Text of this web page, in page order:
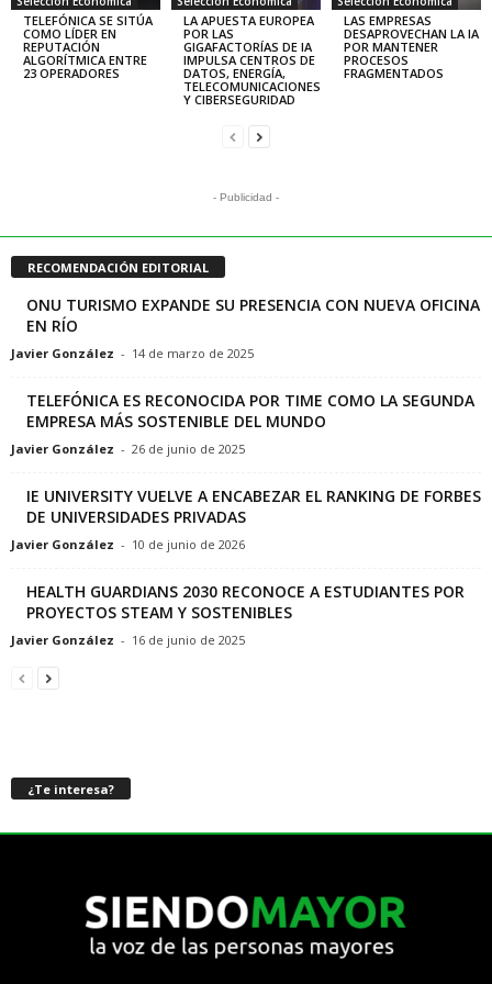
TELEFÓNICA SE SITÚA
COMO LÍDER EN
REPUTACIÓN
ALGORÍTMICA ENTRE
23 OPERADORES
LA APUESTA EUROPEA
POR LAS
GIGAFACTORÍAS DE IA
IMPULSA CENTROS DE
DATOS, ENERGÍA,
TELECOMUNICACIONES
Y CIBERSEGURIDAD
LAS EMPRESAS
DESAPROVECHAN LA IA
POR MANTENER
PROCESOS
FRAGMENTADOS
- Publicidad -
RECOMENDACIÓN EDITORIAL
ONU TURISMO EXPANDE SU PRESENCIA CON NUEVA OFICINA
EN RÍO
Javier González - 14 de marzo de 2025
TELEFÓNICA ES RECONOCIDA POR TIME COMO LA SEGUNDA
EMPRESA MÁS SOSTENIBLE DEL MUNDO
Javier González - 26 de junio de 2025
IE UNIVERSITY VUELVE A ENCABEZAR EL RANKING DE FORBES
DE UNIVERSIDADES PRIVADAS
Javier González - 10 de junio de 2026
HEALTH GUARDIANS 2030 RECONOCE A ESTUDIANTES POR
PROYECTOS STEAM Y SOSTENIBLES
Javier González - 16 de junio de 2025
¿Te interesa?